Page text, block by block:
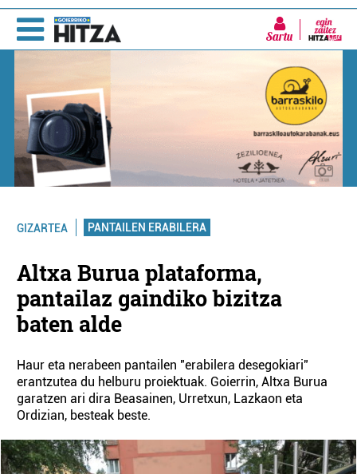
Sartu
GIZARTEA PANTAILEN ERABILERA
Altxa Burua plataforma,
pantailaz gaindiko bizitza
baten alde
Haur eta nerabeen pantailen "erabilera desegokiari"
erantzutea du helburu proiektuak. Goierrin, Altxa Burua
garatzen ari dira Beasainen, Urretxun, Lazkaon eta
Ordizian, besteak beste.